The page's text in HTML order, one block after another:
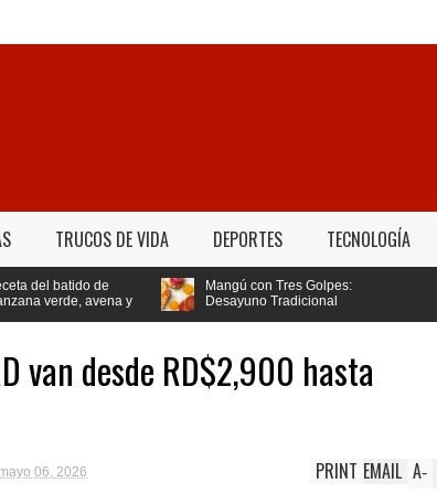
TRUCOS DE VIDA DEPORTES TECNOLOGÍA
de
avena y
Mangú con Tres Golpes:
Desayuno Tradicional
van desde RD$2,900 hasta
mayo 06, 2026 A-
EMAIL
PRINT